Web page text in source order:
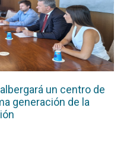
un centro de
generación de la